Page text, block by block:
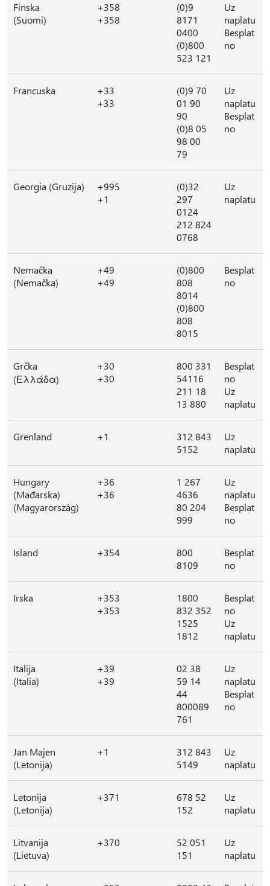
Finska
(Suomi)
+358
+358
(0)9
8171
0400
(0)800
523 121
Uz
naplatu
Besplat
no
Francuska
+33
+33
(0)9 70
01 90
90
(0)8 05
98 00
79
Uz
naplatu
Besplat
no
Georgia (Gruzija)
+995
+1
(0)32
297
0124
212 824
0768
Uz
naplatu
Nemačka
(Nemačka)
+49
+49
(0)800
808
8014
(0)800
808
8015
Besplat
no
Grčka
(Ελλάδα)
+30
+30
800 331
54116
211 18
13 880
Besplat
no
Uz
naplatu
Grenland +1
312 843
5152
Uz
naplatu
Hungary
(Mađarska)
(Magyarország)
+36
+36
1 267
4636
80 204
999
Uz
naplatu
Besplat
no
Island +354
800
8109
Besplat
no
Irska
+353
+353
1800
832 352
1525
1812
Besplat
no
Uz
naplatu
Italija
(Italia)
+39
+39
02 38
59 14
44
800089
761
Uz
naplatu
Besplat
no
Jan Majen
(Letonija)
+1
312 843
5149
Uz
naplatu
Letonija
(Letonija)
+371
678 52
152
Uz
naplatu
Litvanija
(Lietuva)
+370
52 051
151
Uz
naplatu